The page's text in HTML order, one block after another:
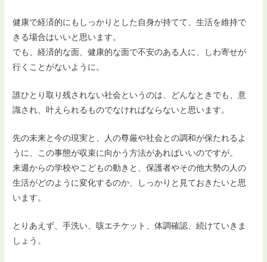
健康で経済的にもしっかりとした自身が持てて、生活を維持で
きる場合はいいと思います。
でも、経済的な面、健康的な面で不安のある人に、しわ寄せが
行くことがないように。
誰ひとり取り残されない社会というのは、どんなときでも、意
識され、叶えられるものでなければならないと思います。
先の未来と今の現実と、人の尊厳や社会との調和が保たれるよ
うに、この事態が収束に向かう方法があればいいのですが。
来週からの学校やこどもの動きと、保護者やその他大勢の人の
生活がどのように変化するのか、しっかりと見ておきたいと思
います。
とりあえず、手洗い、咳エチケット、体調確認、続けていきま
しょう。